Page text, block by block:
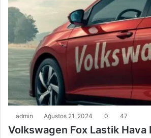
admin Ağustos 21, 2024 0 47
Volkswagen Fox Lastik Hava